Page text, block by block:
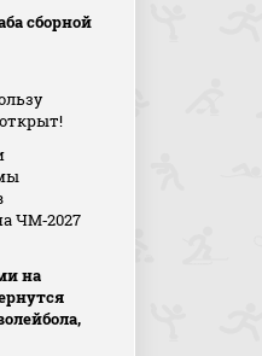
сборной
ЧМ‑2027
на